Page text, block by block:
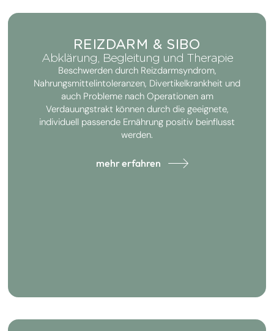
REIZDARM & SIBO
Abklärung, Begleitung und Therapie
Beschwerden durch Reizdarmsyndrom,
Nahrungsmittelintoleranzen, Divertikelkrankheit und
auch Probleme nach Operationen am
Verdauungstrakt können durch die geeignete,
individuell passende Ernährung positiv beinflusst
werden.
mehr erfahren